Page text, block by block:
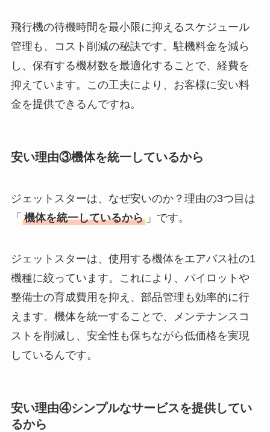
飛行機の待機時間を最小限に抑えるスケジュール
管理も、コスト削減の秘訣です。駐機料金を減ら
し、保有する機材数を最適化することで、経費を
抑えています。この工夫により、お客様に安い料
金を提供できるんですね。
安い理由③機体を統一しているから
ジェットスターは、なぜ安いのか？理由の3つ目は
「 機体を統一しているから 」です。
ジェットスターは、使用する機体をエアバス社の1
機種に絞っています。これにより、パイロットや
整備士の育成費用を抑え、部品管理も効率的に行
えます。機体を統一することで、メンテナンスコ
ストを削減し、安全性も保ちながら低価格を実現
しているんです。
安い理由④シンプルなサービスを提供してい
るから